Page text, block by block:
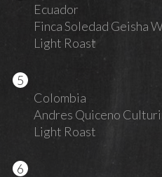
Ecuador
Finca Soledad Geisha
Light Roast
Colombia
Andres Quiceno
Light Roast